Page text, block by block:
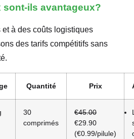
ils avantageux?
et à des coûts logistiques
des tarifs compétitifs sans
Quantité Prix
30
comprimés
€45.00
€29.90
(€0.99/pilule)